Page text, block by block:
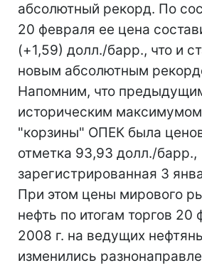
абсолютный рекорд. По
20 февраля ее цена
(+1,59) долл./барр., что и
новым абсолютным
Напомним, что
историческим
"корзины" ОПЕК была
отметка 93,93 долл./барр.,
зарегистрированная 3
При этом цены мирового
нефть по итогам торгов 20
2008 г. на ведущих
изменились